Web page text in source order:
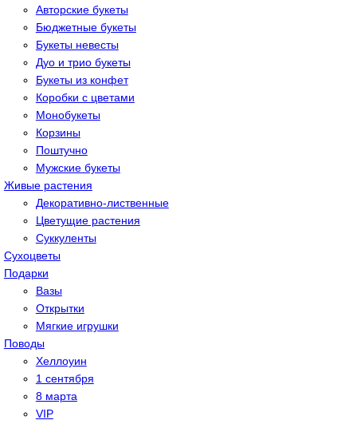
Авторские букеты
Бюджетные букеты
Букеты невесты
Дуо и трио букеты
Букеты из конфет
Коробки с цветами
Монобукеты
Корзины
Поштучно
Мужские букеты
Живые растения
Декоративно-лиственные
Цветущие растения
Суккуленты
Сухоцветы
Подарки
Вазы
Открытки
Мягкие игрушки
Поводы
Хеллоуин
1 сентября
8 марта
VIP